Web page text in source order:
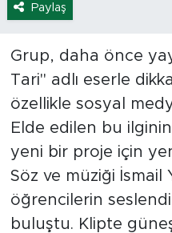
Paylaş
Grup, daha önce
Tari" adlı eserle
özellikle sosyal
Elde edilen bu
yeni bir proje için
Söz ve müziği İsmail
öğrencilerin
buluştu. Klipte
Hava Durumu
Tavz Der
Bingöl Kaza